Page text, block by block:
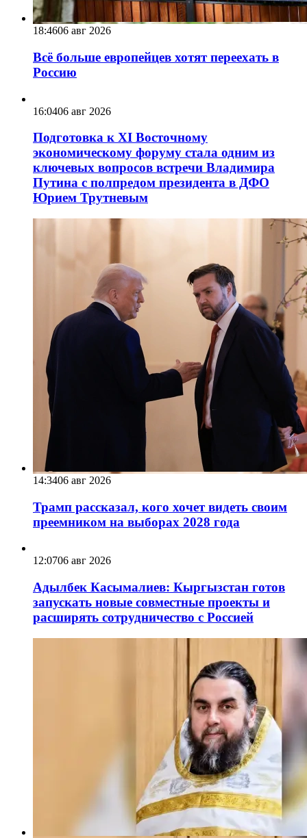
18:4606 авг 2026
Всё больше европейцев хотят переехать в
Россию
16:0406 авг 2026
Подготовка к XI Восточному
экономическому форуму стала одним из
ключевых вопросов встречи Владимира
Путина с полпредом президента в ДФО
Юрием Трутневым
14:3406 авг 2026
Трамп рассказал, кого хочет видеть своим
преемником на выборах 2028 года
12:0706 авг 2026
Адылбек Касымалиев: Кыргызстан готов
запускать новые совместные проекты и
расширять сотрудничество с Россией